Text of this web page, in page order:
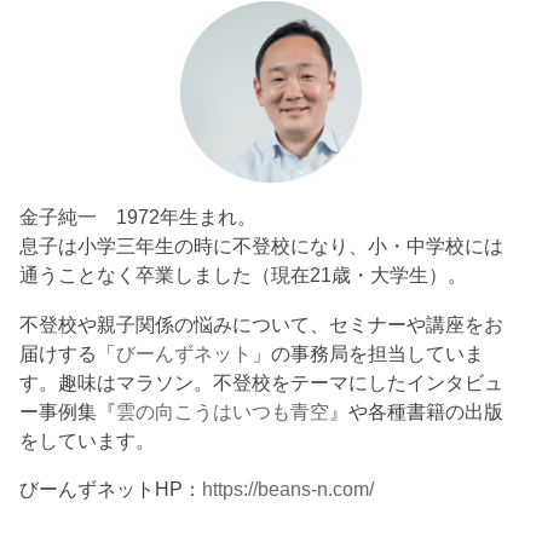
金子純一 1972年生まれ。
息子は小学三年生の時に不登校になり、小・中学校には
通うことなく卒業しました（現在21歳・大学生）。
不登校や親子関係の悩みについて、セミナーや講座をお
届けする「びーんずネット 」の事務局を担当していま
す。趣味はマラソン。不登校をテーマにしたインタビュ
ー事例集『雲の向こうはいつも青空 』や各種書籍の出版
をしています。
びーんずネットHP： https://beans-n.com/